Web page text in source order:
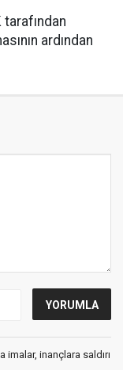
ardından
inançlara saldırı